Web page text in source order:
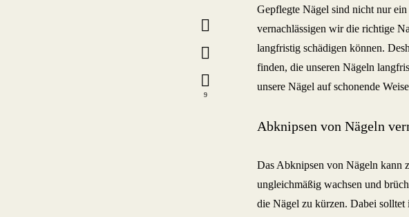
9
Gepflegte Nägel sind nicht nur
vernachlässigen wir die richtige
langfristig schädigen können.
finden, die unseren Nägeln
unsere Nägel auf schonende
Abknipsen von Nägeln
Das Abknipsen von Nägeln kann
ungleichmäßig wachsen und
die Nägel zu kürzen. Dabei solltet